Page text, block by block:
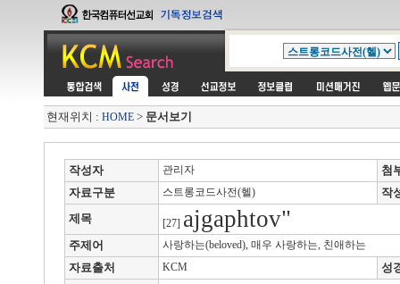
현재위치 : HOME > 문서보기
작성자 관리자
첨
자료구분
스트롱코드사전(헬)
작
제목
[27] ajgaphtov"
주제어 사랑하는(beloved), 매우 사랑하는, 친애하는
자료출처 KCM
성